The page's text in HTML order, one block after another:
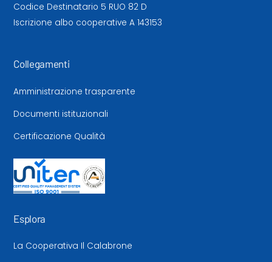
Codice Destinatario 5 RUO 82 D
Iscrizione albo cooperative A 143153
Collegamenti
Amministrazione trasparente
Documenti istituzionali
Certificazione Qualità
Esplora
La Cooperativa Il Calabrone